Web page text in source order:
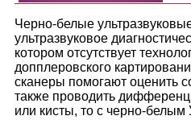
Черно-белые
ультразвуковое
котором отсутствует
допплеровского
сканеры помогают оценить
также проводить
или кисты, то с черно-